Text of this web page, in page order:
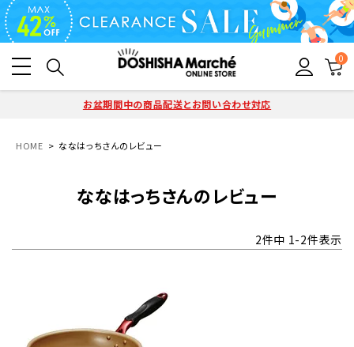
0
お盆期間中の商品配送とお問い合わせ対応
HOME ななはっちさんのレビュー
ななはっちさんのレビュー
2件中 1-2件表示